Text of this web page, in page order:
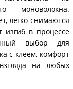
моноволокна.
легко снимаются
в процессе
выбор для
с клеем, комфорт
на любых